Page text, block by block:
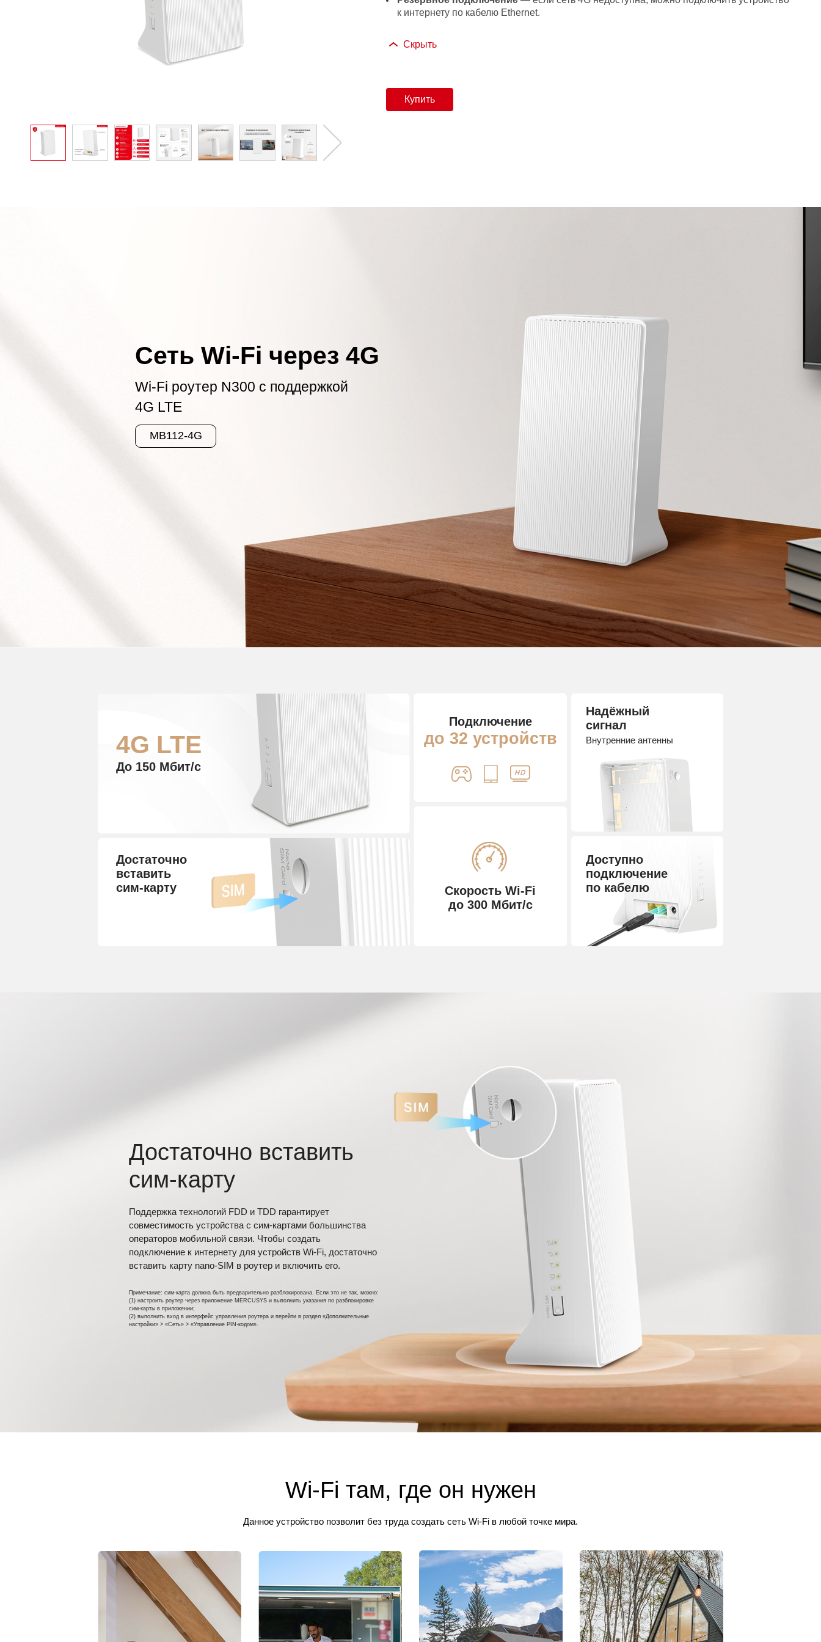
к интернету по кабелю Ethernet.
Скрыть
Купить
Сеть Wi‑Fi через 4G
Wi‑Fi роутер N300 с поддержкой
4G LTE
MB112-4G
4G LTE
До 150 Мбит/с
Подключение
до 32 устройств
Надёжный
сигнал
Внутренние антенны
Достаточно
вставить
сим‑карту
Скорость Wi‑Fi
до 300 Мбит/с
Доступно
подключение
по кабелю
Достаточно вставить
сим‑карту
Поддержка технологий FDD и TDD гарантирует
совместимость устройства с сим‑картами большинства
операторов мобильной связи. Чтобы создать
подключение к интернету для устройств Wi‑Fi, достаточно
вставить карту nano‑SIM в роутер и включить его.
Примечание: сим-карта должна быть предварительно разблокирована. Если это не так, можно:
(1) настроить роутер через приложение MERCUSYS и выполнить указания по разблокировке
сим‑карты в приложении;
(2) выполнить вход в интерфейс управления роутера и перейти в раздел «Дополнительные
настройки» > «Сеть» > «Управление PIN‑кодом».
Wi‑Fi там, где он нужен
Данное устройство позволит без труда создать сеть Wi‑Fi в любой точке мира.